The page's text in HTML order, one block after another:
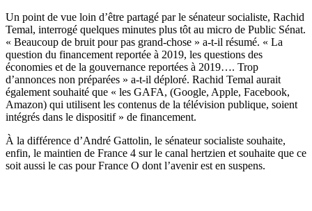
Un point de vue loin d’être partagé par le sénateur socialiste, Rachid
Temal, interrogé quelques minutes plus tôt au micro de Public Sénat.
« Beaucoup de bruit pour pas grand-chose » a-t-il résumé. « La
question du financement reportée à 2019, les questions des
économies et de la gouvernance reportées à 2019…. Trop
d’annonces non préparées » a-t-il déploré. Rachid Temal aurait
également souhaité que « les GAFA, (Google, Apple, Facebook,
Amazon) qui utilisent les contenus de la télévision publique, soient
intégrés dans le dispositif » de financement.
À la différence d’André Gattolin, le sénateur socialiste souhaite,
enfin, le maintien de France 4 sur le canal hertzien et souhaite que ce
soit aussi le cas pour France O dont l’avenir est en suspens.